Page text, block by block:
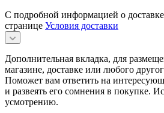
С подробной информацией о
странице Условия доставки
Дополнительная вкладка, для
магазине, доставке или любого
Поможет вам ответить на
и развеять его сомнения в покупке.
усмотрению.